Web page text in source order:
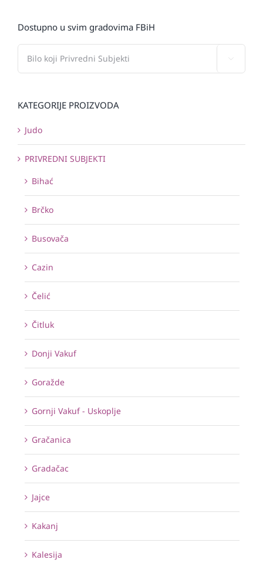
Dostupno u svim gradovima FBiH
KATEGORIJE PROIZVODA
Judo
PRIVREDNI SUBJEKTI
Bihać
Brčko
Busovača
Cazin
Čelić
Čitluk
Donji Vakuf
Goražde
Gornji Vakuf - Uskoplje
Gračanica
Gradačac
Jajce
Kakanj
Kalesija